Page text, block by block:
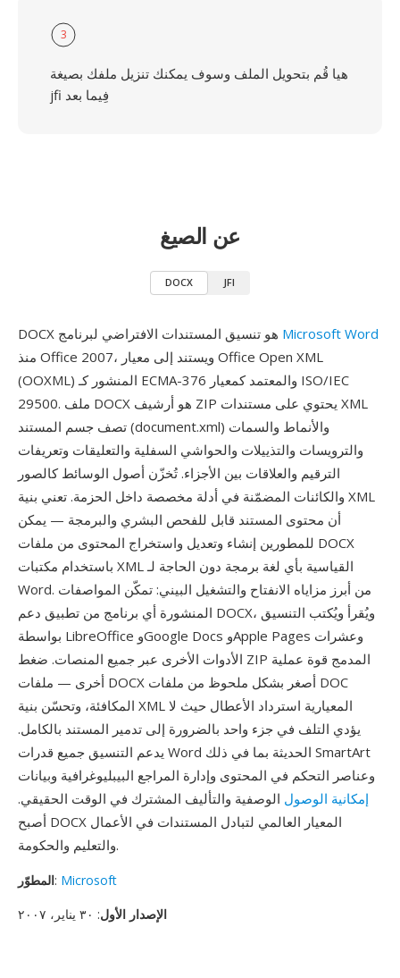
3
هيا قُم بتحويل الملف وسوف يمكنك تنزيل ملفك بصيغة
jfi فِيما بعد
عن الصيغ
DOCX JFI
Microsoft Word
منذ Office 2007، ويستند إلى معيار Office Open XML
(OOXML) المنشور كـ ECMA-376 والمعتمد كمعيار ISO/IEC
29500. ملف DOCX هو أرشيف ZIP يحتوي على مستندات XML
تصف جسم المستند (document.xml) والأنماط والسمات
والترويسات والتذييلات والحواشي السفلية والتعليقات وتعريفات
الترقيم والعلاقات بين الأجزاء. تُخزّن أصول الوسائط كالصور
والكائنات المضمّنة في أدلة مخصصة داخل الحزمة. تعني بنية XML
أن محتوى المستند قابل للفحص البشري والبرمجة — يمكن
للمطورين إنشاء وتعديل واستخراج المحتوى من ملفات DOCX
باستخدام مكتبات XML القياسية بأي لغة برمجة دون الحاجة لـ
Word. من أبرز مزاياه الانفتاح والتشغيل البيني: تمكّن المواصفات
المنشورة أي برنامج من تطبيق دعم DOCX، ويُقرأ ويُكتب التنسيق
بواسطة LibreOffice وGoogle Docs وApple Pages وعشرات
الأدوات الأخرى عبر جميع المنصات. ضغط ZIP المدمج قوة عملية
أخرى — ملفات DOCX أصغر بشكل ملحوظ من ملفات DOC
المكافئة، وتحسّن بنية XML المعيارية استرداد الأعطال حيث لا
يؤدي التلف في جزء واحد بالضرورة إلى تدمير المستند بالكامل.
يدعم التنسيق جميع قدرات Word الحديثة بما في ذلك SmartArt
وعناصر التحكم في المحتوى وإدارة المراجع البيبليوغرافية وبيانات
إمكانية الوصول الوصفية والتأليف المشترك في الوقت الحقيقي.
أصبح DOCX المعيار العالمي لتبادل المستندات في الأعمال
والتعليم والحكومة.
المطوّر: Microsoft
الإصدار الأول: ٣٠ يناير، ٢٠٠٧